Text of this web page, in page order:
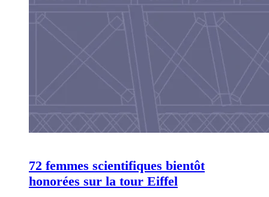
72 femmes scientifiques bientôt
honorées sur la tour Eiffel